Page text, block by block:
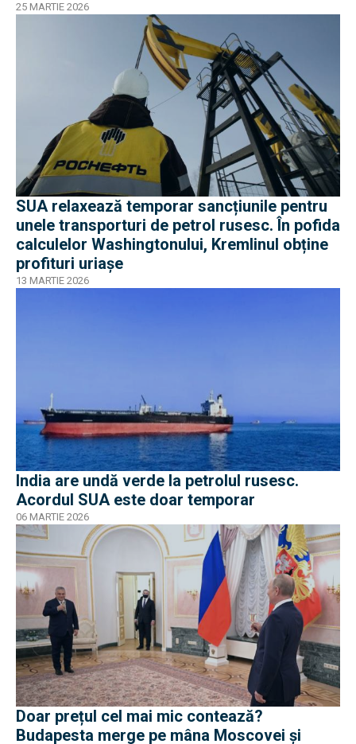
25 MARTIE 2026
SUA relaxează temporar sancțiunile pentru
unele transporturi de petrol rusesc. În pofida
calculelor Washingtonului, Kremlinul obține
profituri uriașe
13 MARTIE 2026
India are undă verde la petrolul rusesc.
Acordul SUA este doar temporar
06 MARTIE 2026
Doar prețul cel mai mic contează?
Budapesta merge pe mâna Moscovei și